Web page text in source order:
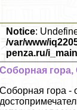
Notice:
/var/www/
penza.ru/
Соборная гора,
Соборная гора -